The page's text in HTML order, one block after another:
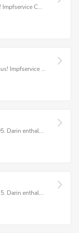
C...
Impfservice ...
Darin enthal...
Darin enthal...